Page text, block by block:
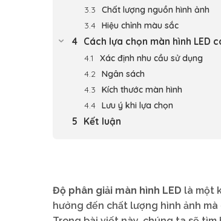
Chất lượng nguồn hình ảnh
Hiệu chỉnh màu sắc
Cách lựa chọn màn hình LED
Xác định nhu cầu sử dụng
Ngân sách
Kích thước màn hình
Lưu ý khi lựa chọn
Kết luận
Độ phân giải màn hình LED là một
hưởng đến chất lượng hình ảnh